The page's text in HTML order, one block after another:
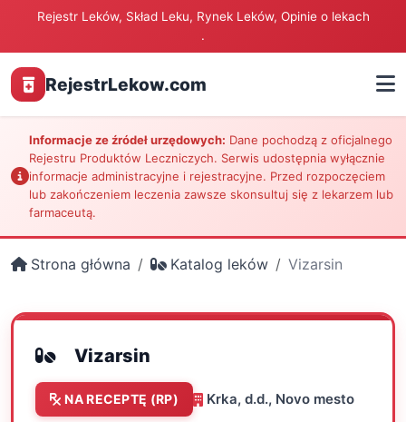
Rejestr Leków, Skład Leku, Rynek Leków, Opinie o lekach
.
RejestrLekow.com
Informacje ze źródeł urzędowych: Dane pochodzą z oficjalnego
Rejestru Produktów Leczniczych. Serwis udostępnia wyłącznie
informacje administracyjne i rejestracyjne. Przed rozpoczęciem
lub zakończeniem leczenia zawsze skonsultuj się z lekarzem lub
farmaceutą.
Strona główna Katalog leków Vizarsin
Vizarsin
NA RECEPTĘ (RP) Krka, d.d., Novo mesto